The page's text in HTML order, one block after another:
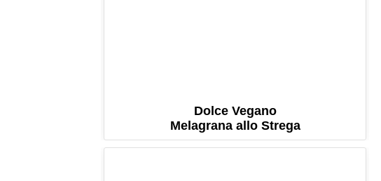
Dolce Vegano
Melagrana allo Strega